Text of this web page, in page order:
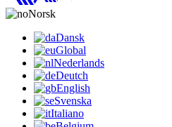
Norsk
Dansk
Global
Nederlands
Deutch
English
Svenska
Italiano